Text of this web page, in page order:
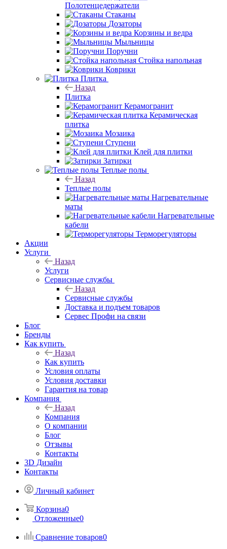
Полотенцедержатели
Стаканы
Дозаторы
Корзины и ведра
Мыльницы
Поручни
Стойка напольная
Коврики
Плитка
Назад
Плитка
Керамогранит
Керамическая
плитка
Мозаика
Ступени
Клей для плитки
Затирки
Теплые полы
Назад
Теплые полы
Нагревательные
маты
Нагревательные
кабели
Терморегуляторы
Акции
Услуги
Назад
Услуги
Сервисные службы
Назад
Сервисные службы
Доставка и подъем товаров
Сервес Профи на связи
Блог
Бренды
Как купить
Назад
Как купить
Условия оплаты
Условия доставки
Гарантия на товар
Компания
Назад
Компания
О компании
Блог
Отзывы
Контакты
3D Дизайн
Контакты
Личный кабинет
Корзина0
Отложенные0
Сравнение товаров0